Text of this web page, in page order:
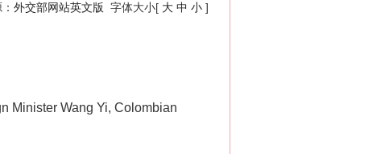
外交部网站英文版 字体大小[ 大 中 小 ]
Minister Wang Yi, Colombian